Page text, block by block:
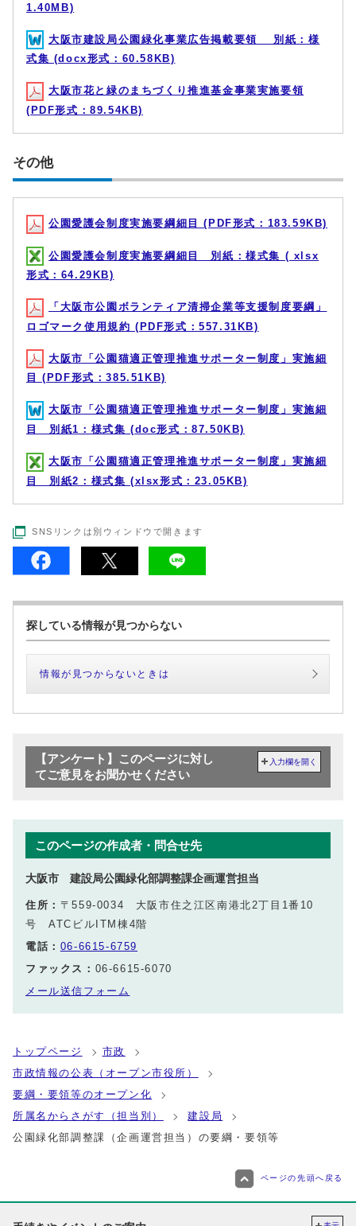
1.40MB)
大阪市建設局公園緑化事業広告掲載要領 別紙：様
式集 (docx形式：60.58KB)
大阪市花と緑のまちづくり推進基金事業実施要領
(PDF形式：89.54KB)
その他
公園愛護会制度実施要綱細目 (PDF形式：183.59KB)
公園愛護会制度実施要綱細目 別紙：様式集 ( xlsx
形式：64.29KB)
「大阪市公園ボランティア清掃企業等支援制度要綱」
ロゴマーク使用規約 (PDF形式：557.31KB)
大阪市「公園猫適正管理推進サポーター制度」実施細
目 (PDF形式：385.51KB)
大阪市「公園猫適正管理推進サポーター制度」実施細
目 別紙1：様式集 (doc形式：87.50KB)
大阪市「公園猫適正管理推進サポーター制度」実施細
目 別紙2：様式集 (xlsx形式：23.05KB)
SNSリンクは別ウィンドウで開きます
探している情報が見つからない
情報が見つからないときは
【アンケート】このページに対し
てご意見をお聞かせください
入力欄を開く
このページの作成者・問合せ先
大阪市 建設局公園緑化部調整課企画運営担当
住所： 〒559-0034 大阪市住之江区南港北2丁目1番10
号 ATCビルITM棟4階
電話： 06-6615-6759
ファックス： 06-6615-6070
メール送信フォーム
トップページ
市政
市政情報の公表（オープン市役所）
要綱・要領等のオープン化
所属名からさがす（担当別）
建設局
公園緑化部調整課（企画運営担当）の要綱・要領等
ページの先頭へ戻る